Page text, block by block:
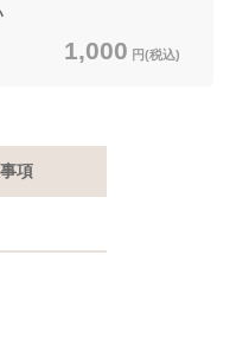
1,000 円(税込)
項